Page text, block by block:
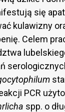
się
kulawizny
Celem
PCR
spp. o